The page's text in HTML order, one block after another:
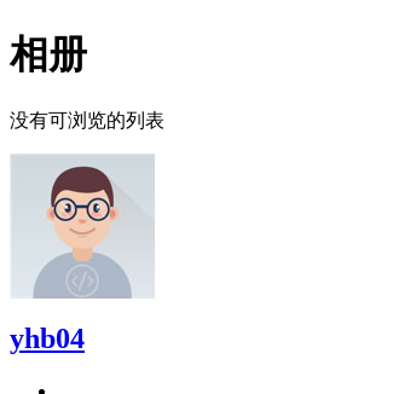
相册
没有可浏览的列表
yhb04